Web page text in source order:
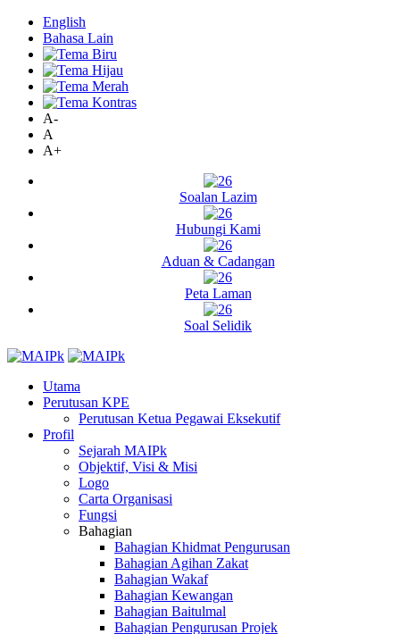
English
Bahasa Lain
A-
A
A+
Soalan Lazim
Hubungi Kami
Aduan & Cadangan
Peta Laman
Soal Selidik
Utama
Perutusan KPE
Perutusan Ketua Pegawai Eksekutif
Profil
Sejarah MAIPk
Objektif, Visi & Misi
Logo
Carta Organisasi
Fungsi
Bahagian
Bahagian Khidmat Pengurusan
Bahagian Agihan Zakat
Bahagian Wakaf
Bahagian Kewangan
Bahagian Baitulmal
Bahagian Pengurusan Projek